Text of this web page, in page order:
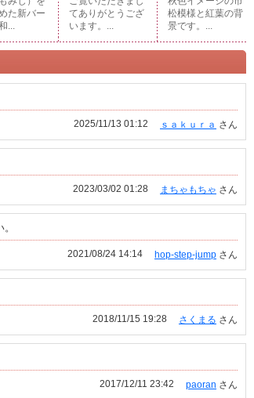
た新バー
...
てありがとうござ
います。...
松模様と紅葉の背
景です。...
ｓａｋｕｒａ さん
2025/11/13 01:12
まちゃもちゃ さん
2023/03/02 01:28
hop-step-jump さん
2021/08/24 14:14
さくまる さん
2018/11/15 19:28
paoran さん
2017/12/11 23:42